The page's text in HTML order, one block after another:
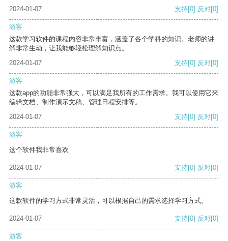
2024-01-07 支持[0] 反对[0]
游客
这款学习软件的课程内容非常丰富，涵盖了各个学科的知识。老师的讲
解非常生动，让我能够轻松理解知识点。
2024-01-07
支持[0] 反对[0]
游客
这款app的功能非常强大，可以满足我所有的工作需求。我可以使用它来
编辑文档、制作演示文稿、管理日程安排等。
2024-01-07
支持[0] 反对[0]
游客
这个软件我非常喜欢
2024-01-07 支持[0] 反对[0]
游客
这款软件的学习方式非常灵活，可以根据自己的需求选择学习方式。
2024-01-07 支持[0] 反对[0]
游客